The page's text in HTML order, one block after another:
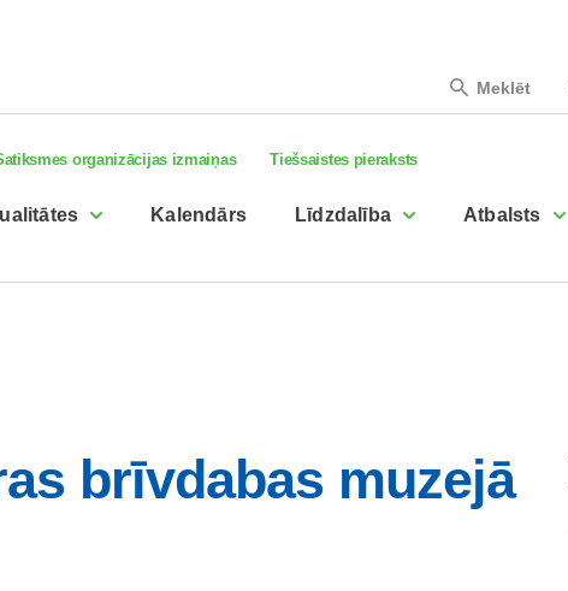
Meklēt
organizācijas izmaiņas Tiešsaistes pieraksts
Kalendārs Līdzdalība Atbalsts
brīvdabas muzejā